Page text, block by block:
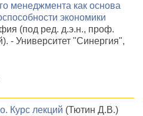
менеджмента как основа
экономики
(под ред. д.э.н., проф.
- Университет "Синергия",
Курс лекций (Тютин Д.В.)